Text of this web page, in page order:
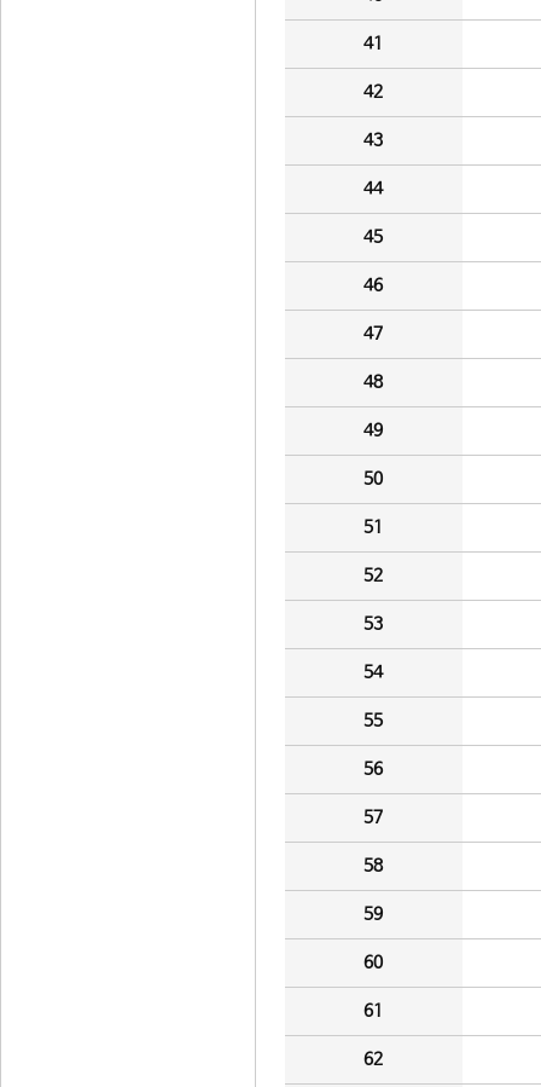
41
42
43
44
45
46
47
48
49
50
51
52
53
54
55
56
57
58
59
60
61
62